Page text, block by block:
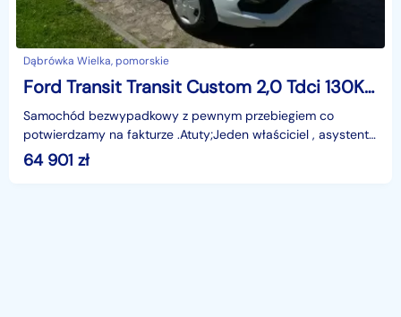
Dąbrówka Wielka, pomorskie
Ford Transit Transit Custom 2,0 Tdci 130KM Custom L2H2 Sync3 BI-XENON Kamera cofania
Samochód bezwypadkowy z pewnym przebiegiem co
potwierdzamy na fakturze .Atuty;Jeden właściciel , asystent
pasa ruchu , PDC przód i tył , klimatyzacja , SYNC3 ,
64 901 zł